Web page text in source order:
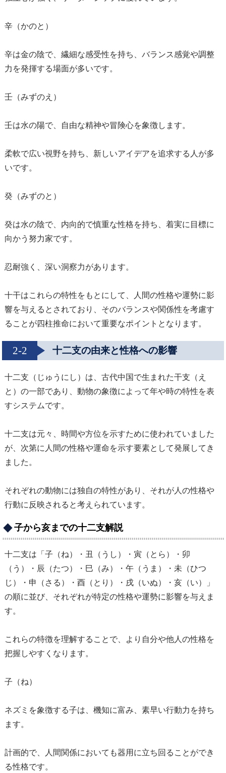
辛（かのと）
辛は金の陰で、繊細な感受性を持ち、バランス感覚や調整
力を発揮する場面が多いです。
壬（みずのえ）
壬は水の陽で、自由な精神や冒険心を象徴します。
柔軟で広い視野を持ち、新しいアイデアを追求する人が多
いです。
癸（みずのと）
癸は水の陰で、内向的で慎重な性格を持ち、着実に目標に
向かう努力家です。
忍耐強く、深い洞察力があります。
十干はこれらの特性をもとにして、人間の性格や運勢に影
響を与えるとされており、そのバランスや関係性を考慮す
ることが四柱推命において重要なポイントとなります。
2-2 十二支の由来と性格への影響
十二支（じゅうにし）は、古代中国で生まれた干支（え
と）の一部であり、動物の象徴によって年や時の特性を表
すシステムです。
十二支は元々、時間や方位を示すために使われていました
が、次第に人間の性格や運命を示す要素として発展してき
ました。
それぞれの動物には独自の特性があり、それが人の性格や
行動に反映されると考えられています。
子から亥までの十二支解説
十二支は「子（ね）・丑（うし）・寅（とら）・卯
（う）・辰（たつ）・巳（み）・午（うま）・未（ひつ
じ）・申（さる）・酉（とり）・戌（いぬ）・亥（い）」
の順に並び、それぞれが特定の性格や運勢に影響を与えま
す。
これらの特徴を理解することで、より自分や他人の性格を
把握しやすくなります。
子（ね）
ネズミを象徴する子は、機知に富み、素早い行動力を持ち
ます。
計画的で、人間関係においても器用に立ち回ることができ
る性格です。